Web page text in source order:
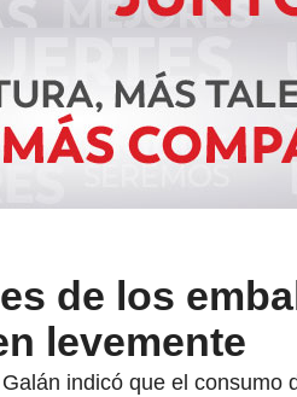
de los
levemente
indicó que el consumo